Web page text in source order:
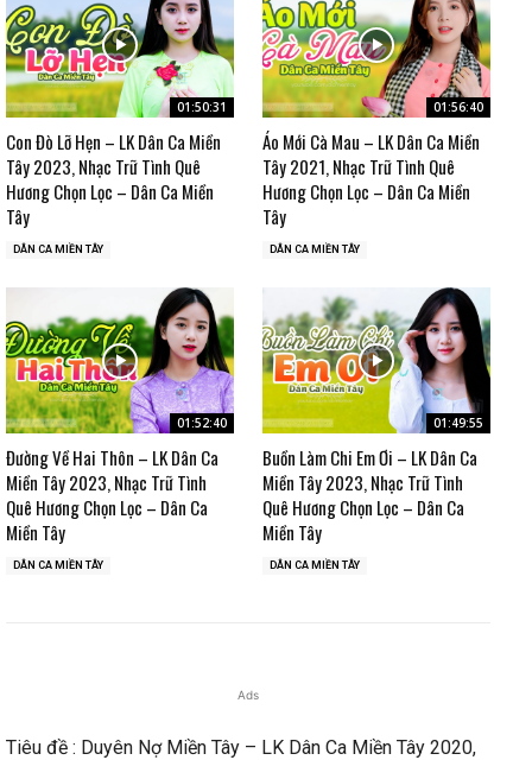
01:50:31
Con Đò Lỡ Hẹn – LK Dân Ca Miền
Tây 2023, Nhạc Trữ Tình Quê
Hương Chọn Lọc – Dân Ca Miền
Tây
DÂN CA MIỀN TÂY
01:56:40
Áo Mới Cà Mau – LK Dân Ca Miền
Tây 2021, Nhạc Trữ Tình Quê
Hương Chọn Lọc – Dân Ca Miền
Tây
DÂN CA MIỀN TÂY
01:52:40
Đường Về Hai Thôn – LK Dân Ca
Miền Tây 2023, Nhạc Trữ Tình
Quê Hương Chọn Lọc – Dân Ca
Miền Tây
DÂN CA MIỀN TÂY
01:49:55
Buồn Làm Chi Em Ơi – LK Dân Ca
Miền Tây 2023, Nhạc Trữ Tình
Quê Hương Chọn Lọc – Dân Ca
Miền Tây
DÂN CA MIỀN TÂY
Ads
Tiêu đề : Duyên Nợ Miền Tây – LK Dân Ca Miền Tây 2020,